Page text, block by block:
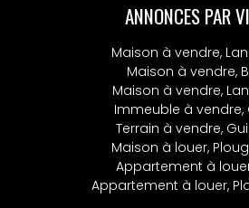
ANNONCES PAR
Maison à vendre,
Maison à vendre,
Maison à vendre,
Immeuble à vendre,
Terrain à vendre,
Maison à louer,
Appartement à
Appartement à louer,